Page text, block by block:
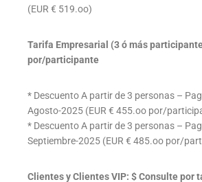
(EUR € 519.oo)
Tarifa Empresarial (3 ó más
por/participante
* Descuento A partir de 3 personas –
Agosto-2025 (EUR € 455.oo por/
* Descuento A partir de 3 personas –
Septiembre-2025 (EUR € 485.oo por/
Clientes y Clientes VIP: $ Consulte por